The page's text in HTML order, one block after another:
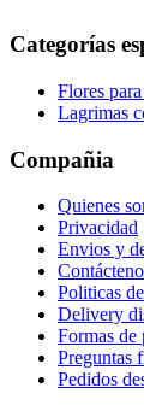
Categorías
Flores
Lagrimas
Compañia
Quienes
Privacidad
Envios y
Politicas
Delivery
Formas de
Preguntas
Pedidos